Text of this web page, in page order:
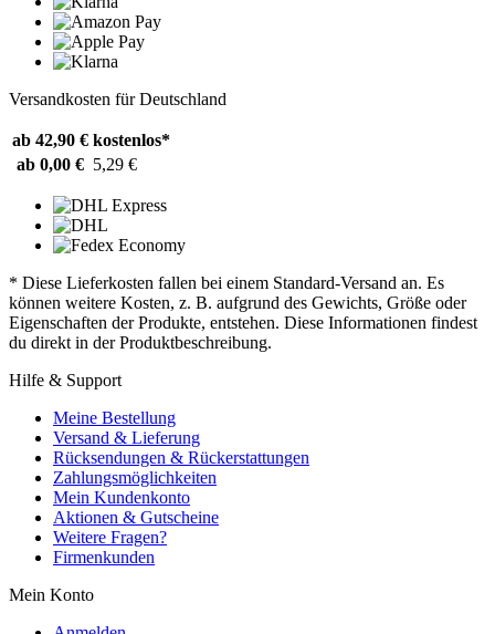
Versandkosten für Deutschland
ab 42,90 € kostenlos*
ab 0,00 € 5,29 €
* Diese Lieferkosten fallen bei einem Standard-Versand an. Es
können weitere Kosten, z. B. aufgrund des Gewichts, Größe oder
Eigenschaften der Produkte, entstehen. Diese Informationen findest
du direkt in der Produktbeschreibung.
Hilfe & Support
Meine Bestellung
Versand & Lieferung
Rücksendungen & Rückerstattungen
Zahlungsmöglichkeiten
Mein Kundenkonto
Aktionen & Gutscheine
Weitere Fragen?
Firmenkunden
Mein Konto